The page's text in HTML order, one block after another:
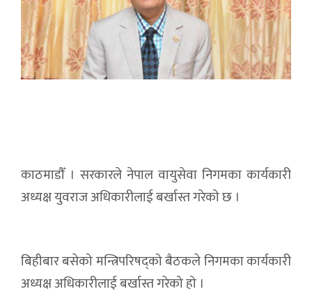
काठमाडौँ । सरकारले नेपाल वायुसेवा निगमका कार्यकारी
अध्यक्ष युवराज अधिकारीलाई बर्खास्त गरेको छ ।
बिहीबार बसेको मन्त्रिपरिषद्को बैठकले निगमका कार्यकारी
अध्यक्ष अधिकारीलाई बर्खास्त गरेको हो ।